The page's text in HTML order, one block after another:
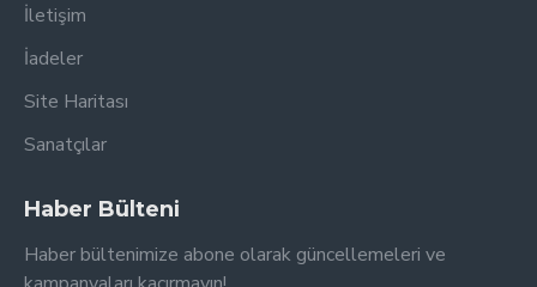
İletişim
İadeler
Site Haritası
Sanatçılar
Haber Bülteni
Haber bültenimize abone olarak güncellemeleri ve